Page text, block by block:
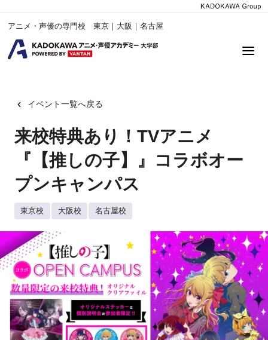
アニメ・声優の専門校 東京｜大阪｜名古屋
イベント一覧へ戻る
来校特典あり！TVアニメ
『【推しの子】』コラボオー
プンキャンパス
東京校 大阪校 名古屋校